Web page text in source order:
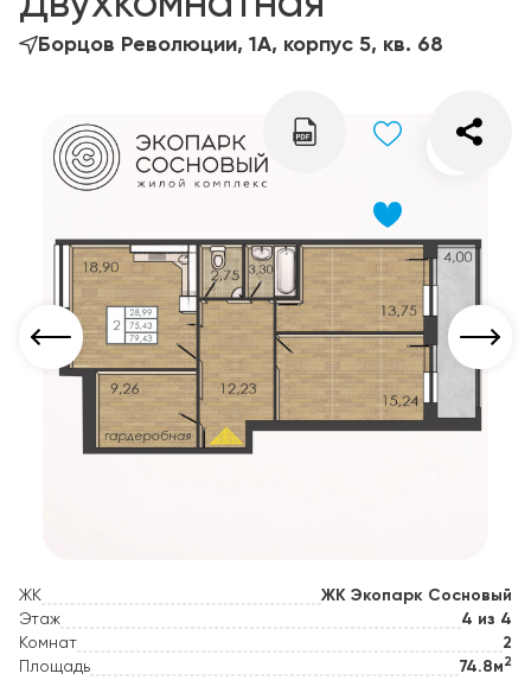
Борцов Революции, 1А, корпус 5, кв. 68
ЖК
ЖК Экопарк Сосновый
Этаж
4 из 4
Комнат
2
Площадь
74.8м 2